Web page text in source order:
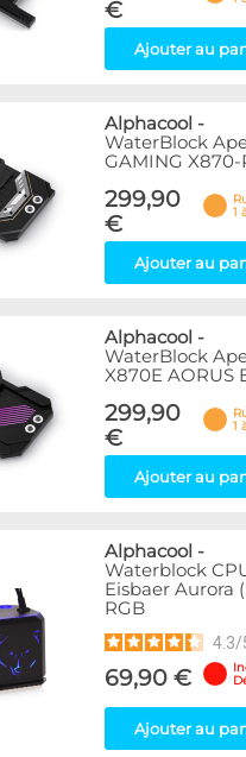
€
Ajouter au
Alphacool -
WaterBlock
GAMING X870-
299,90
€
1
Ajouter au
Alphacool -
WaterBlock
X870E AORUS
299,90
€
1
Ajouter au
Alphacool -
Waterblock
Eisbaer Aurora
RGB
4.3/
69,90 €
Ajouter au